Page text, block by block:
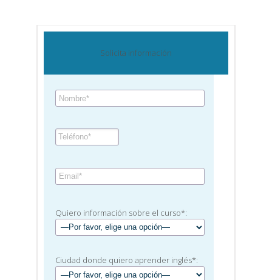
Solicita información
Quiero información sobre el curso*:
Ciudad donde quiero aprender inglés*: